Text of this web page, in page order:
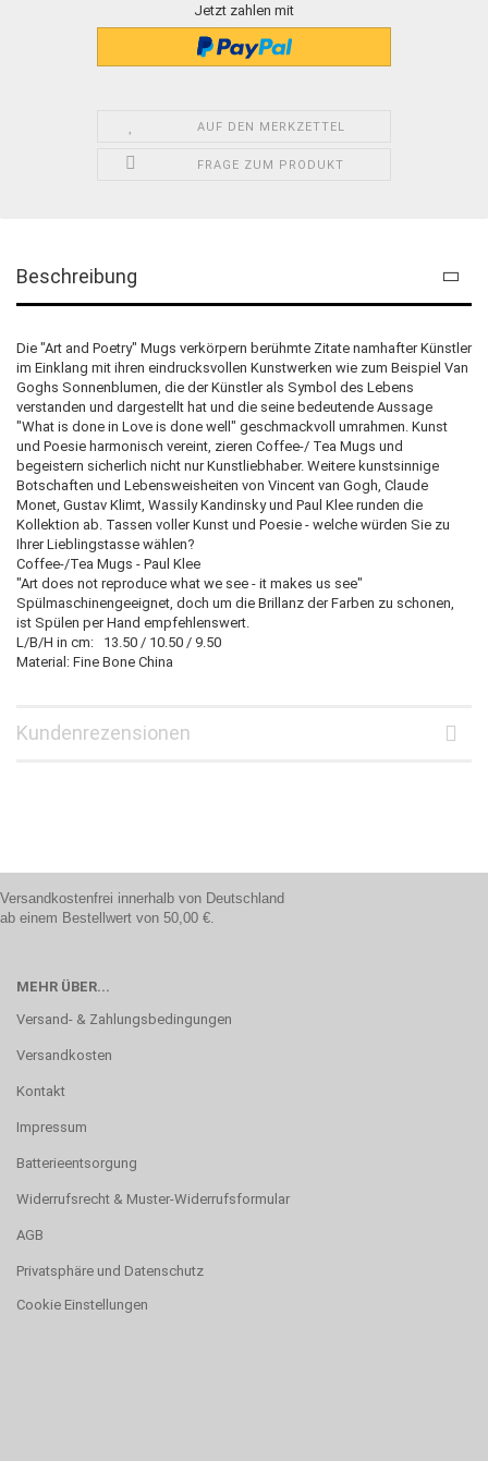
Jetzt zahlen mit
AUF DEN MERKZETTEL
FRAGE ZUM PRODUKT
Beschreibung
Die "Art and Poetry" Mugs verkörpern berühmte Zitate namhafter Künstler
im Einklang mit ihren eindrucksvollen Kunstwerken wie zum Beispiel Van
Goghs Sonnenblumen, die der Künstler als Symbol des Lebens
verstanden und dargestellt hat und die seine bedeutende Aussage
"What is done in Love is done well" geschmackvoll umrahmen. Kunst
und Poesie harmonisch vereint, zieren Coffee-/ Tea Mugs und
begeistern sicherlich nicht nur Kunstliebhaber. Weitere kunstsinnige
Botschaften und Lebensweisheiten von Vincent van Gogh, Claude
Monet, Gustav Klimt, Wassily Kandinsky und Paul Klee runden die
Kollektion ab. Tassen voller Kunst und Poesie - welche würden Sie zu
Ihrer Lieblingstasse wählen?
Coffee-/Tea Mugs - Paul Klee
"Art does not reproduce what we see - it makes us see"
Spülmaschinengeeignet, doch um die Brillanz der Farben zu schonen,
ist Spülen per Hand empfehlenswert.
L/B/H in cm: 13.50 / 10.50 / 9.50
Material: Fine Bone China
Kundenrezensionen
Versandkostenfrei innerhalb von Deutschland
ab einem Bestellwert von 50,00 €.
MEHR ÜBER...
Versand- & Zahlungsbedingungen
Versandkosten
Kontakt
Impressum
Batterieentsorgung
Widerrufsrecht & Muster-Widerrufsformular
AGB
Privatsphäre und Datenschutz
Cookie Einstellungen